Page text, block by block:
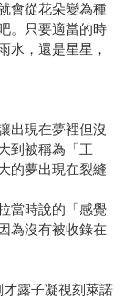
會從花朵變為種
。只要適當的時
水，還是星星，
出現在夢裡但沒
到被稱為「王
的夢出現在裂縫
當時說的「感覺
為沒有被收錄在
露子凝視刻萊諾